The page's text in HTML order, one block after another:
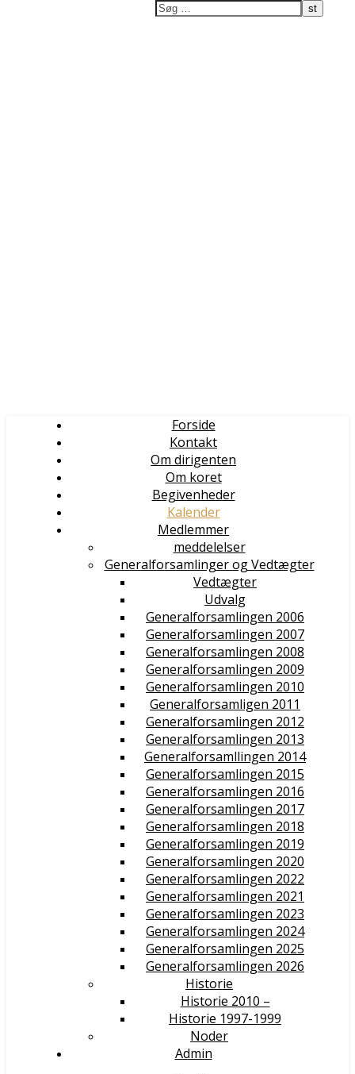
Forside
Kontakt
Om dirigenten
Om koret
Begivenheder
Kalender
Medlemmer
meddelelser
Generalforsamlinger og Vedtægter
Vedtægter
Udvalg
Generalforsamlingen 2006
Generalforsamlingen 2007
Generalforsamlingen 2008
Generalforsamlingen 2009
Generalforsamlingen 2010
Generalforsamligen 2011
Generalforsamlingen 2012
Generalforsamlingen 2013
Generalforsamllingen 2014
Generalforsamlingen 2015
Generalforsamlingen 2016
Generalforsamlingen 2017
Generalforsamlingen 2018
Generalforsamlingen 2019
Generalforsamlingen 2020
Generalforsamlingen 2022
Generalforsamlingen 2021
Generalforsamlingen 2023
Generalforsamlingen 2024
Generalforsamlingen 2025
Generalforsamlingen 2026
Historie
Historie 2010 –
Historie 1997-1999
Noder
Admin